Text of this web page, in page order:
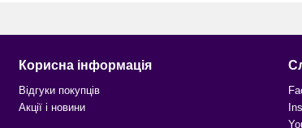
Корисна інформація
Відгуки покупців
Акції і новини